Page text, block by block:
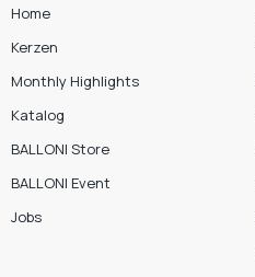
Home
Kerzen
Monthly Highlights
Katalog
BALLONI Store
BALLONI Event
Jobs